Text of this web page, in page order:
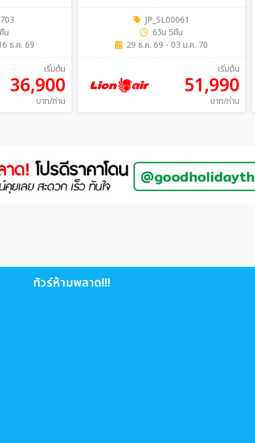
เอเชีย เอ็กซ์
น
ธ.ค. 69
เริ่มต้น
36,900
บาท/ท่าน
5คืน (SL)
JP_SL00061
6วัน 5คืน
29 ธ.ค. 69 - 03 ม.ค. 70
เริ่มต้น
51,990
บาท/ท่าน
ทัวร์ห้ามพลาด!!!